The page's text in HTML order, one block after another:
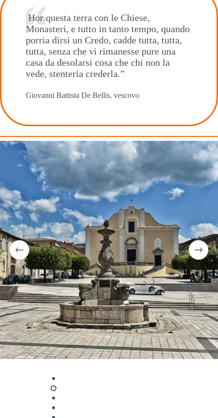
Hor questa terra con le Chiese,
Monasteri, e tutto in tanto tempo, quando
porria dirsi un Credo, cadde tutta, tutta,
tutta, senza che vi rimanesse pure una
casa da desolarsi cosa che chi non la
vede, stenteria crederla.”
Giovanni Battista De Bellis, vescovo